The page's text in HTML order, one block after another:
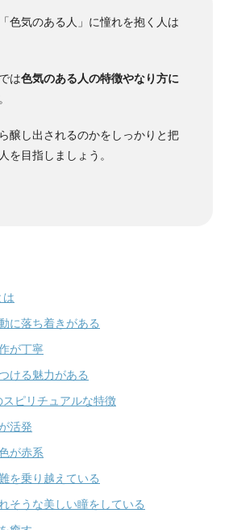
色気のある人」に憧れを抱く人は
は色気のある人の特徴やなり方に
。
醸し出されるのかをしっかりと把
を目指しましょう。
は
に落ち着きがある
が丁寧
ける魅力がある
ピリチュアルな特徴
活発
が赤系
を乗り越えている
そうな美しい瞳をしている